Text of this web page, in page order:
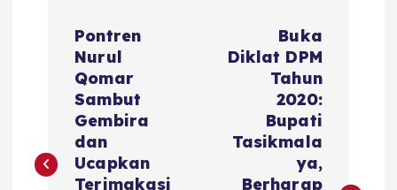
i
Pontren
Nurul
Qomar
Sambut
Gembira
dan
Ucapkan
Terimakasi
Buka
Diklat DPM
Tahun
2020:
Bupati
Tasikmala
ya,
Berharap